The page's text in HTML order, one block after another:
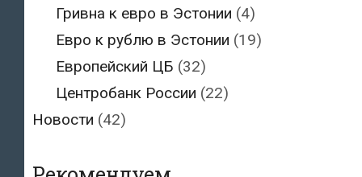
Гривна к евро в Эстонии (4)
Евро к рублю в Эстонии (19)
Европейский ЦБ (32)
Центробанк России (22)
Новости (42)